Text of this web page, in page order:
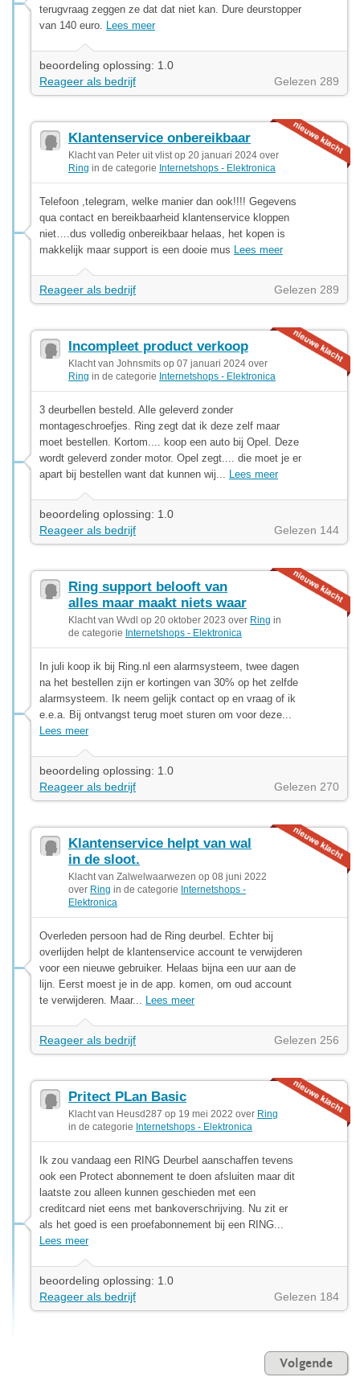
terugvraag zeggen ze dat dat niet kan. Dure deurstopper
van 140 euro. Lees meer
beoordeling oplossing: 1.0
Reageer als bedrijf
Gelezen 289
Klantenservice onbereikbaar
Klacht van Peter uit vlist op 20 januari 2024 over
Ring in de categorie Internetshops - Elektronica
Telefoon ,telegram, welke manier dan ook!!!! Gegevens
qua contact en bereikbaarheid klantenservice kloppen
niet….dus volledig onbereikbaar helaas, het kopen is
makkelijk maar support is een dooie mus Lees meer
Reageer als bedrijf Gelezen 289
Incompleet product verkoop
Klacht van Johnsmits op 07 januari 2024 over
Ring in de categorie Internetshops - Elektronica
3 deurbellen besteld. Alle geleverd zonder
montageschroefjes. Ring zegt dat ik deze zelf maar
moet bestellen. Kortom.... koop een auto bij Opel. Deze
wordt geleverd zonder motor. Opel zegt.... die moet je er
apart bij bestellen want dat kunnen wij... Lees meer
beoordeling oplossing: 1.0
Reageer als bedrijf
Gelezen 144
Ring support belooft van
alles maar maakt niets waar
Klacht van Wvdl op 20 oktober 2023 over Ring in
de categorie Internetshops - Elektronica
In juli koop ik bij Ring.nl een alarmsysteem, twee dagen
na het bestellen zijn er kortingen van 30% op het zelfde
alarmsysteem. Ik neem gelijk contact op en vraag of ik
e.e.a. Bij ontvangst terug moet sturen om voor deze...
Lees meer
beoordeling oplossing: 1.0
Reageer als bedrijf
Gelezen 270
Klantenservice helpt van wal
in de sloot.
Klacht van Zalwelwaarwezen op 08 juni 2022
over Ring in de categorie Internetshops -
Elektronica
Overleden persoon had de Ring deurbel. Echter bij
overlijden helpt de klantenservice account te verwijderen
voor een nieuwe gebruiker. Helaas bijna een uur aan de
lijn. Eerst moest je in de app. komen, om oud account
te verwijderen. Maar... Lees meer
Reageer als bedrijf Gelezen 256
Pritect PLan Basic
Klacht van Heusd287 op 19 mei 2022 over Ring
in de categorie Internetshops - Elektronica
Ik zou vandaag een RING Deurbel aanschaffen tevens
ook een Protect abonnement te doen afsluiten maar dit
laatste zou alleen kunnen geschieden met een
creditcard niet eens met bankoverschrijving. Nu zit er
als het goed is een proefabonnement bij een RING...
Lees meer
beoordeling oplossing: 1.0
Reageer als bedrijf
Gelezen 184
Volgende